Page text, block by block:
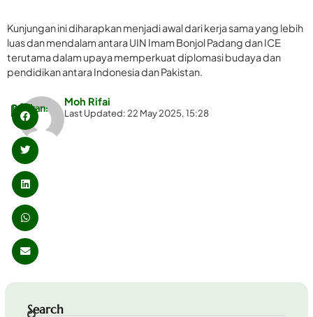
Kunjungan ini diharapkan menjadi awal dari kerja sama yang lebih
luas dan mendalam antara UIN Imam Bonjol Padang dan ICE
terutama dalam upaya memperkuat diplomasi budaya dan
pendidikan antara Indonesia dan Pakistan.
Moh Rifai
Last Updated: 22 May 2025, 15:28
Bagikan:
Search